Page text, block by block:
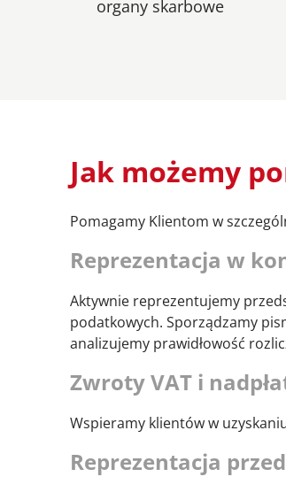
organy skarbowe
Jak możemy
Pomagamy Klientom w
Reprezentacja w
Aktywnie reprezentujemy
podatkowych. Sporządzamy
analizujemy prawidłowość
Zwroty VAT i
Wspieramy klientów w
Reprezentacja